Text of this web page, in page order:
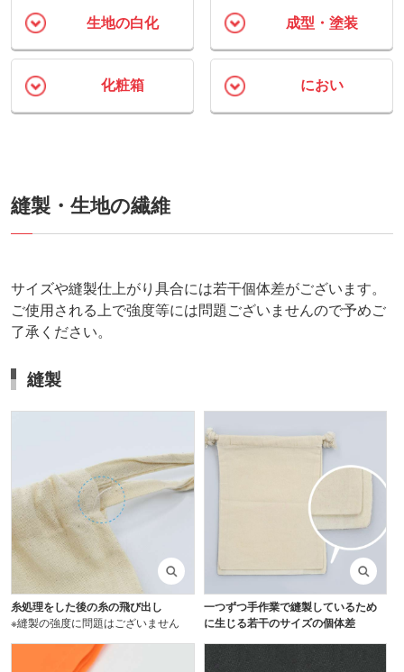
生地の白化 成型・塗装
化粧箱 におい
縫製・生地の繊維
サイズや縫製仕上がり具合には若干個体差がございます。
ご使用される上で強度等には問題ございませんので予めご
了承ください。
縫製
糸処理をした後の糸の飛び出し
※縫製の強度に問題はございません
一つずつ手作業で縫製しているため
に生じる若干のサイズの個体差